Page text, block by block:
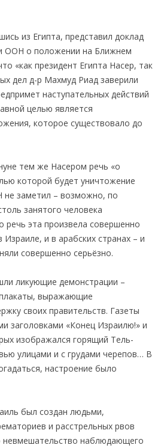
из Египта, предcтавил доклад
ООН о положении на Ближнем
«как президент Египта Насер, так
дел д-р Махмуд Риад заверили
наступательных действий
целью является
которое существовало до
тем же Насером речь «о
которой будет уничтожение
не заметил – возможно, по
занятого человека
речь эта произвела совершенно
и в арабских странах – и
совершенно серьёзно.
ликующие демонстрации –
выражающие
своих правительств. Газеты
заголовками «Конец Израилю!» и
изображался горящий Тель-
улицами и с грудами черепов… В
настроение было
был создан людьми,
и расстрельных рвов
невмешательство наблюдающего